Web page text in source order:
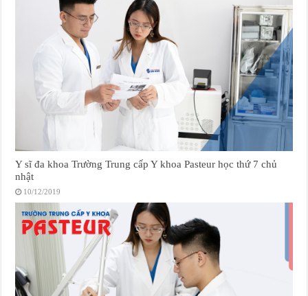
Y sĩ đa khoa Trường Trung cấp Y khoa Pasteur học thứ 7 chủ
nhật
10/12/2019